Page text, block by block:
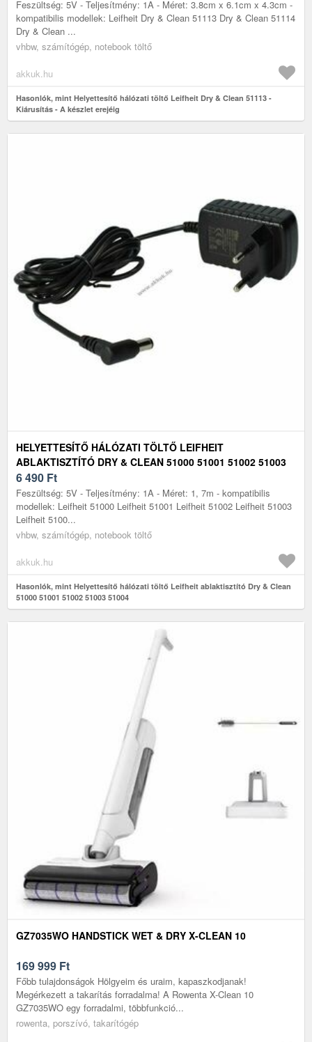
Feszültség: 5V - Teljesítmény: 1A - Méret: 3.8cm x 6.1cm x 4.3cm -
kompatibilis modellek: Leifheit Dry & Clean 51113 Dry & Clean 51114
Dry & Clean ...
vhbw, számítógép, notebook töltő
akkuk.hu
Hasonlók, mint Helyettesítő hálózati töltő Leifheit Dry & Clean 51113 -
Kiárusítás - A készlet erejéig
HELYETTESÍTŐ HÁLÓZATI TÖLTŐ LEIFHEIT
ABLAKTISZTÍTÓ DRY & CLEAN 51000 51001 51002 51003
51004
6 490 Ft
Feszültség: 5V - Teljesítmény: 1A - Méret: 1, 7m - kompatibilis
modellek: Leifheit 51000 Leifheit 51001 Leifheit 51002 Leifheit 51003
Leifheit 5100...
vhbw, számítógép, notebook töltő
akkuk.hu
Hasonlók, mint Helyettesítő hálózati töltő Leifheit ablaktisztító Dry & Clean
51000 51001 51002 51003 51004
GZ7035WO HANDSTICK WET & DRY X-CLEAN 10
169 999 Ft
Főbb tulajdonságok Hölgyeim és uraim, kapaszkodjanak!
Megérkezett a takarítás forradalma! A Rowenta X-Clean 10
GZ7035WO egy forradalmi, többfunkció...
rowenta, porszívó, takarítógép